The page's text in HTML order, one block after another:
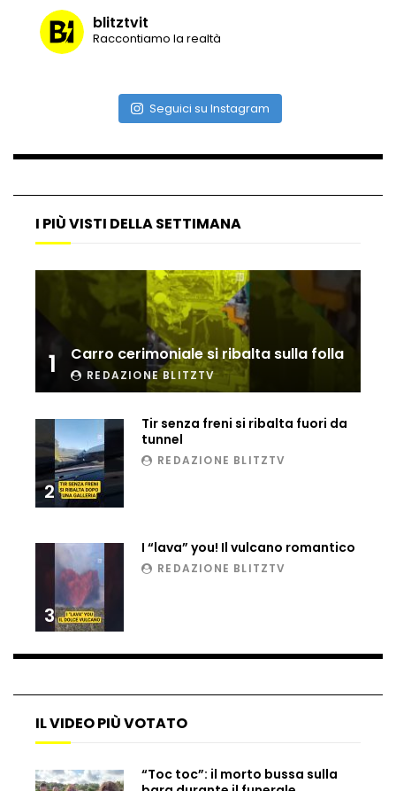
Frana travolge casa a Cormons: il video
Cinque colpi in tre giorni a Milano: le
immagini che lo tradiscono
Matteo Renzi maratoneta, ad Atene
chiude in 4 ore e 10: “Up and down for
me is very difficult”
Ingresso da film a Taormina: lo sposo
Incendio nel Vicentino, in fumo un
deposito di giocattoli
insulti sessisti che riceve
Notte incantata a Selva di Val Gardena,
la prima neve trasforma il paese
blitztvit
Raccontiamo la realtà
Seguici su Instagram
I PIÙ VISTI DELLA SETTIMANA
1 Carro cerimoniale si ribalta sulla folla
REDAZIONE BLITZTV
2
Tir senza freni si ribalta fuori da
tunnel
REDAZIONE BLITZTV
3
I “lava” you! Il vulcano romantico
REDAZIONE BLITZTV
IL VIDEO PIÙ VOTATO
“Toc toc”: il morto bussa sulla